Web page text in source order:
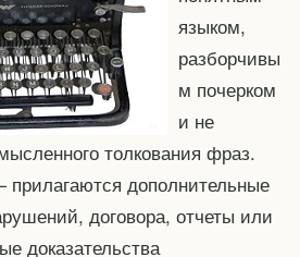
языком,
разборчивы
м почерком
и не
толкования фраз.
дополнительные
договора, отчеты или
доказательства